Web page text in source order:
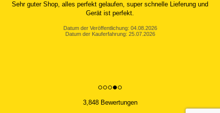
Sehr guter Shop, alles perfekt gelaufen, super schnelle Lieferung und
Gerät ist perfekt.
Datum der Veröffentlichung: 04.08.2026
Datum der Kauferfahrung: 25.07.2026
3,848 Bewertungen